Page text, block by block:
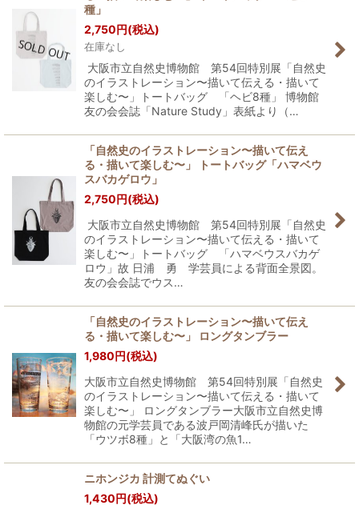
種」
2,750円(税込)
在庫なし
大阪市立自然史博物館 第54回特別展「自然史
のイラストレーション〜描いて伝える・描いて
楽しむ〜」トートバッグ 「ヘビ8種」 博物館
友の会会誌「Nature Study」表紙より（…
「自然史のイラストレーション〜描いて伝え
る・描いて楽しむ〜」 トートバッグ「ハマベウ
スバカゲロウ」
2,750円(税込)
大阪市立自然史博物館 第54回特別展「自然史
のイラストレーション〜描いて伝える・描いて
楽しむ〜」トートバッグ 「ハマベウスバカゲ
ロウ」故 日浦 勇 学芸員による背面全景図。
友の会会誌でウス…
「自然史のイラストレーション〜描いて伝え
る・描いて楽しむ〜」 ロングタンブラー
1,980円(税込)
大阪市立自然史博物館 第54回特別展「自然史
のイラストレーション〜描いて伝える・描いて
楽しむ〜」 ロングタンブラー大阪市立自然史博
物館の元学芸員である波戸岡清峰氏が描いた
「ウツボ8種」と「大阪湾の魚1…
ニホンジカ 計測てぬぐい
1,430円(税込)